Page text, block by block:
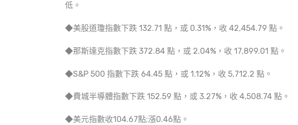
低。
◆美股道瓊指數下跌 132.71 點，或 0.31%，收 42,454.79 點。
◆那斯達克指數下跌 372.84 點，或 2.04%，收 17,899.01 點。
◆S&P 500 指數下跌 64.45 點，或 1.12%，收 5,712.2 點。
◆費城半導體指數下跌 152.59 點，或 3.27%，收 4,508.74 點。
◆美元指數收104.67點;漲0.46點。